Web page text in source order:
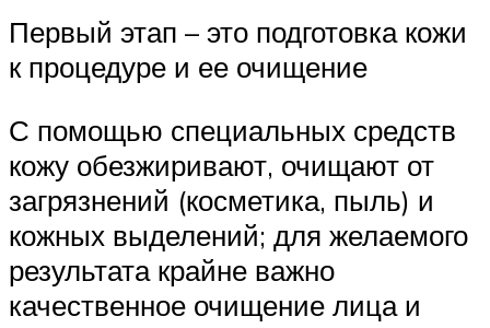
Первый этап – это подготовка кожи
к процедуре и ее очищение
С помощью специальных средств
кожу обезжиривают, очищают от
загрязнений (косметика, пыль) и
кожных выделений; для желаемого
результата крайне важно
качественное очищение лица и